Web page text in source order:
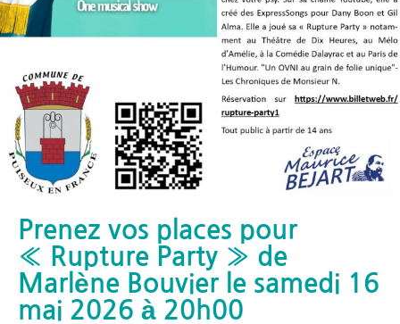
Prenez vos places pour
« Rupture Party » de
Marlène Bouvier le samedi 16
mai 2026 à 20h00